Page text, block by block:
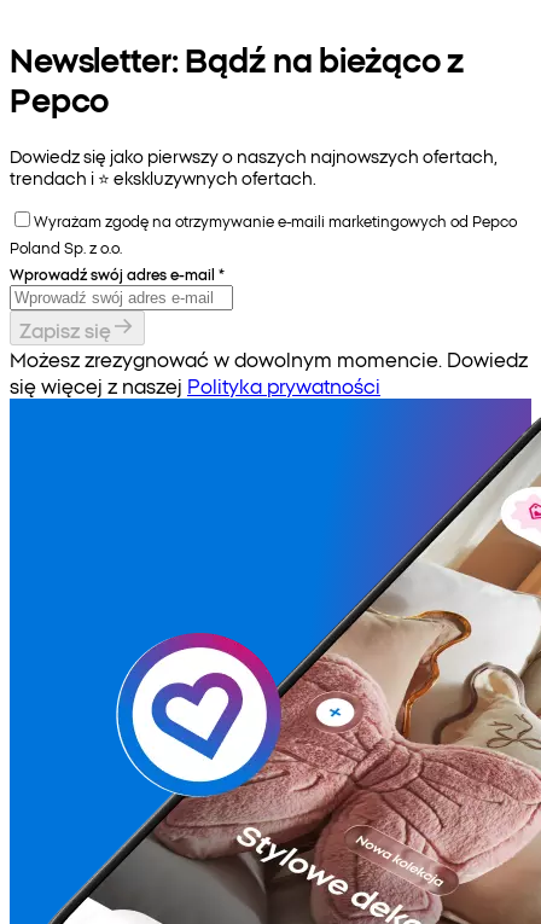
Newsletter: Bądź na bieżąco z
Pepco
Dowiedz się jako pierwszy o naszych najnowszych ofertach,
trendach i ⭐️ ekskluzywnych ofertach.
Wyrażam zgodę na otrzymywanie e-maili marketingowych od Pepco
Poland Sp. z o.o.
Wprowadź swój adres e-mail *
Zapisz się
Możesz zrezygnować w dowolnym momencie. Dowiedz
się więcej z naszej Polityka prywatności